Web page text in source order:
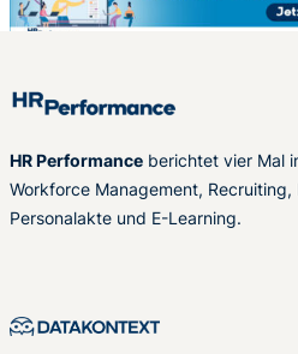
HR Performance berichtet vier Mal
Workforce Management,
Personalakte und E-Learning.